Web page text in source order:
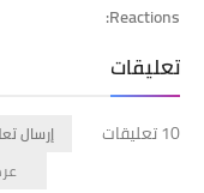
Reactions:
تعليقات
10 تعليقات
إرسال